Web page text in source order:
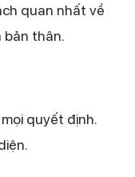
quan nhất về
bản thân.
quyết định.